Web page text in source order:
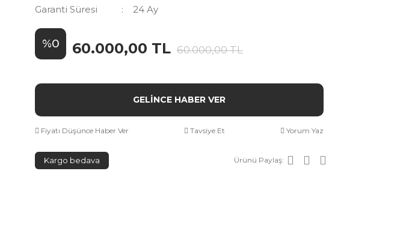
Garanti Süresi
24 Ay
%0 60.000,00 TL 60.000,00 TL
GELİNCE HABER VER
Fiyatı Düşünce Haber Ver Tavsiye Et Yorum Yaz
Kargo bedava Ürünü Paylaş: